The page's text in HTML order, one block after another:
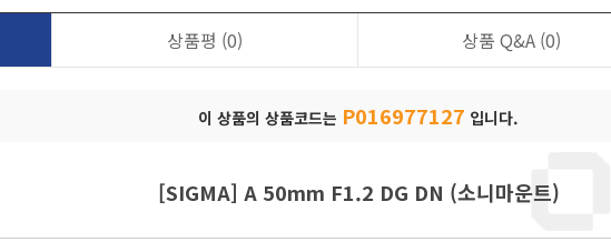
상품평 (0) 상품 Q&A (0)
이 상품의 상품코드는 P016977127 입니다.
[SIGMA] A 50mm F1.2 DG DN (소니마운트)